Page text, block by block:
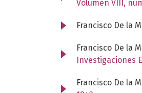
Volumen VIII,
Francisco De la
Francisco De la
Investigaciones
Francisco De la